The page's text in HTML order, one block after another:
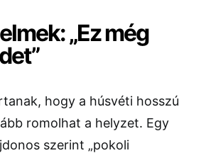
„Ez még
hogy a húsvéti hosszú
romolhat a helyzet. Egy
szerint „pokoli